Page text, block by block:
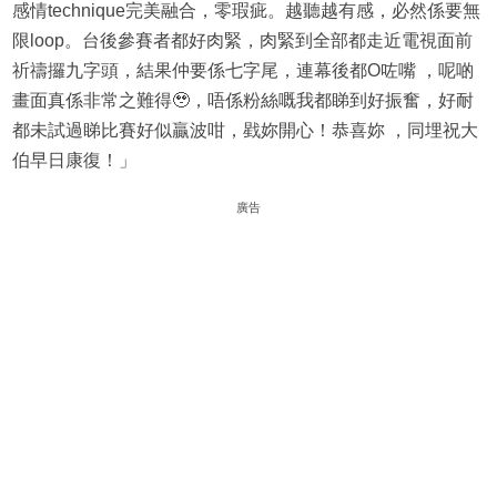
感情technique完美融合，零瑕疵。越聽越有感，必然係要無
限loop。台後參賽者都好肉緊，肉緊到全部都走近電視面前
祈禱攞九字頭，結果仲要係七字尾，連幕後都O咗嘴 ，呢啲
畫面真係非常之難得🥹，唔係粉絲嘅我都睇到好振奮，好耐
都未試過睇比賽好似贏波咁，戥妳開心！恭喜妳 ，同埋祝大
伯早日康復！」
廣告